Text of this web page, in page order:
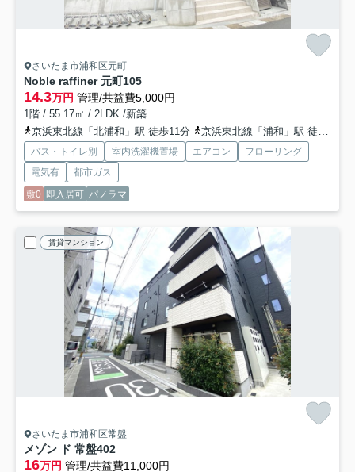
さいたま市浦和区元町
Noble raffiner 元町105
14.3万円 管理/共益費5,000円
1階 / 55.17㎡ / 2LDK /新築
京浜東北線「北浦和」駅 徒歩11分
京浜東北線「浦和」駅 徒歩22分
バス・トイレ別 室内洗濯機置場 エアコン
フローリング
電気有
都市ガス
敷0 即入居可 パノラマ
賃貸マンション
さいたま市浦和区常盤
メゾン ド 常盤402
16万円 管理/共益費11,000円